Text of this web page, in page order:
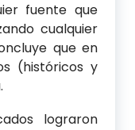
fuente que
cualquier
que en
(históricos y
lograron